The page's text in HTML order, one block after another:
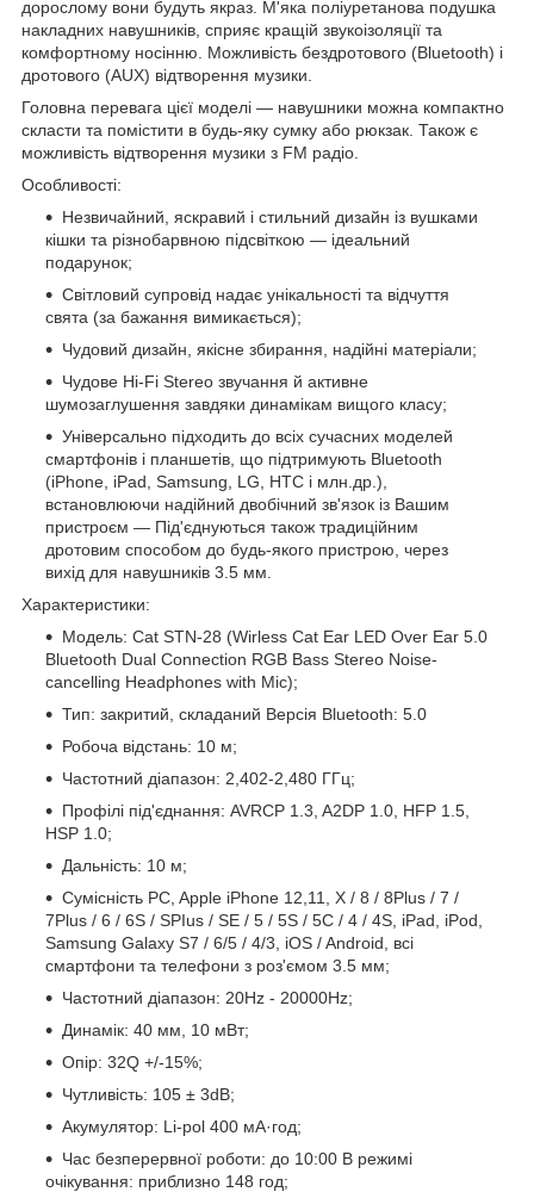
дорослому вони будуть якраз. М'яка поліуретанова подушка
накладних навушників, сприяє кращій звукоізоляції та
комфортному носінню. Можливість бездротового (Bluetooth) і
дротового (AUX) відтворення музики.
Головна перевага цієї моделі — навушники можна компактно
скласти та помістити в будь-яку сумку або рюкзак. Також є
можливість відтворення музики з FM радіо.
Особливості:
Незвичайний, яскравий і стильний дизайн із вушками
кішки та різнобарвною підсвіткою — ідеальний
подарунок;
Світловий супровід надає унікальності та відчуття
свята (за бажання вимикається);
Чудовий дизайн, якісне збирання, надійні матеріали;
Чудове Hi-Fi Stereo звучання й активне
шумозаглушення завдяки динамікам вищого класу;
Універсально підходить до всіх сучасних моделей
смартфонів і планшетів, що підтримують Bluetooth
(iPhone, iPad, Samsung, LG, HTC і млн.др.),
встановлюючи надійний двобічний зв'язок із Вашим
пристроєм — Під'єднуються також традиційним
дротовим способом до будь-якого пристрою, через
вихід для навушників 3.5 мм.
Характеристики:
Модель: Cat STN-28 (Wirless Cat Ear LED Over Ear 5.0
Bluetooth Dual Connection RGB Bass Stereo Noise-
cancelling Headphones with Mic);
Тип: закритий, складаний Версія Bluetooth: 5.0
Робоча відстань: 10 м;
Частотний діапазон: 2,402-2,480 ГГц;
Профілі під'єднання: AVRCP 1.3, A2DP 1.0, HFP 1.5,
HSP 1.0;
Дальність: 10 м;
Сумісність PC, Apple iPhone 12,11, X / 8 / 8Plus / 7 /
7Plus / 6 / 6S / SPIus / SE / 5 / 5S / 5C / 4 / 4S, iPad, iPod,
Samsung Galaxy S7 / 6/5 / 4/3, iOS / Android, всі
смартфони та телефони з роз'ємом 3.5 мм;
Частотний діапазон: 20Hz - 20000Hz;
Динамік: 40 мм, 10 мВт;
Опір: 32Q +/-15%;
Чутливість: 105 ± 3dB;
Акумулятор: Li-pol 400 мА·год;
Час безперервної роботи: до 10:00 В режимі
очікування: приблизно 148 год;